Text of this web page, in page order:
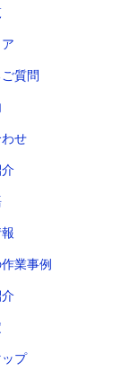
質問
せ
業事例
プ